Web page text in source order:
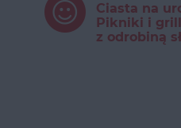
Ciasta na
Pikniki i
z odrobiną